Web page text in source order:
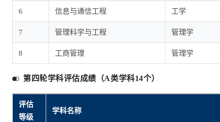
6 信息与通信工程 工学
7 管理科学与工程 管理学
8 工商管理 管理学
第四轮学科评估成绩（A类学科14个）
评估
等级
学科名称